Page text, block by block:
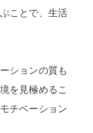
ことで、生活
ションの質も
を見極めるこ
チベーション